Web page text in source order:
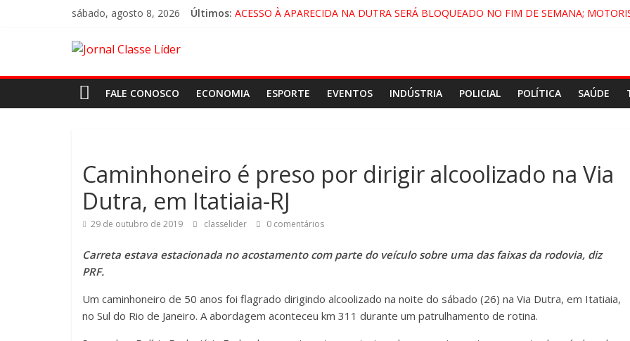
sábado, agosto 8, 2026 Últimos: ACESSO À APARECIDA NA DUTRA SERÁ BLOQUEADO NO FIM DE SEMANA;
“HÁ PRESENÇA DO COMANDO VERMELHO NO VALE”, AFIRMA PROMOTOR DO
FALE CONOSCO
ECONOMIA ESPORTE EVENTOS INDÚSTRIA POLICIAL POLÍTICA SAÚDE
Caminhoneiro é preso por dirigir alcoolizado na Via
Dutra, em Itatiaia-RJ
29 de outubro de 2019 classelider 0 comentários
Carreta estava estacionada no acostamento com parte do veículo sobre uma das faixas da rodovia, diz
PRF.
Um caminhoneiro de 50 anos foi flagrado dirigindo alcoolizado na noite do sábado (26) na Via Dutra, em Itatiaia,
no Sul do Rio de Janeiro. A abordagem aconteceu km 311 durante um patrulhamento de rotina.